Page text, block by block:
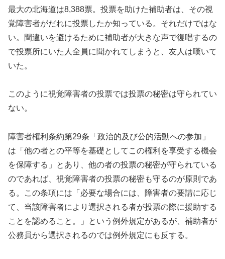
最大の北海道は8,388票。投票を助けた補助者は、その視
覚障害者がだれに投票したか知っている。それだけではな
い。間違いを避けるために補助者が大きな声で復唱するの
で投票所にいた人全員に聞かれてしまうと、友人は嘆いて
いた。
このように視覚障害者の投票では投票の秘密は守られてい
ない。
障害者権利条約第29条「政治的及び公的活動への参加」
は「他の者との平等を基礎としてこの権利を享受する機会
を保障する」とあり、他の者の投票の秘密が守られている
のであれば、視覚障害者の投票の秘密も守るのが原則であ
る。この条項には「必要な場合には、障害者の要請に応じ
て、当該障害者により選択される者が投票の際に援助する
ことを認めること。」という例外規定があるが、補助者が
公務員から選択されるのでは例外規定にも反する。